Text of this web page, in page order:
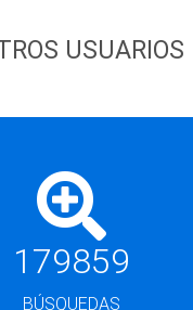
USUARIOS
179859
BÚSQUEDAS